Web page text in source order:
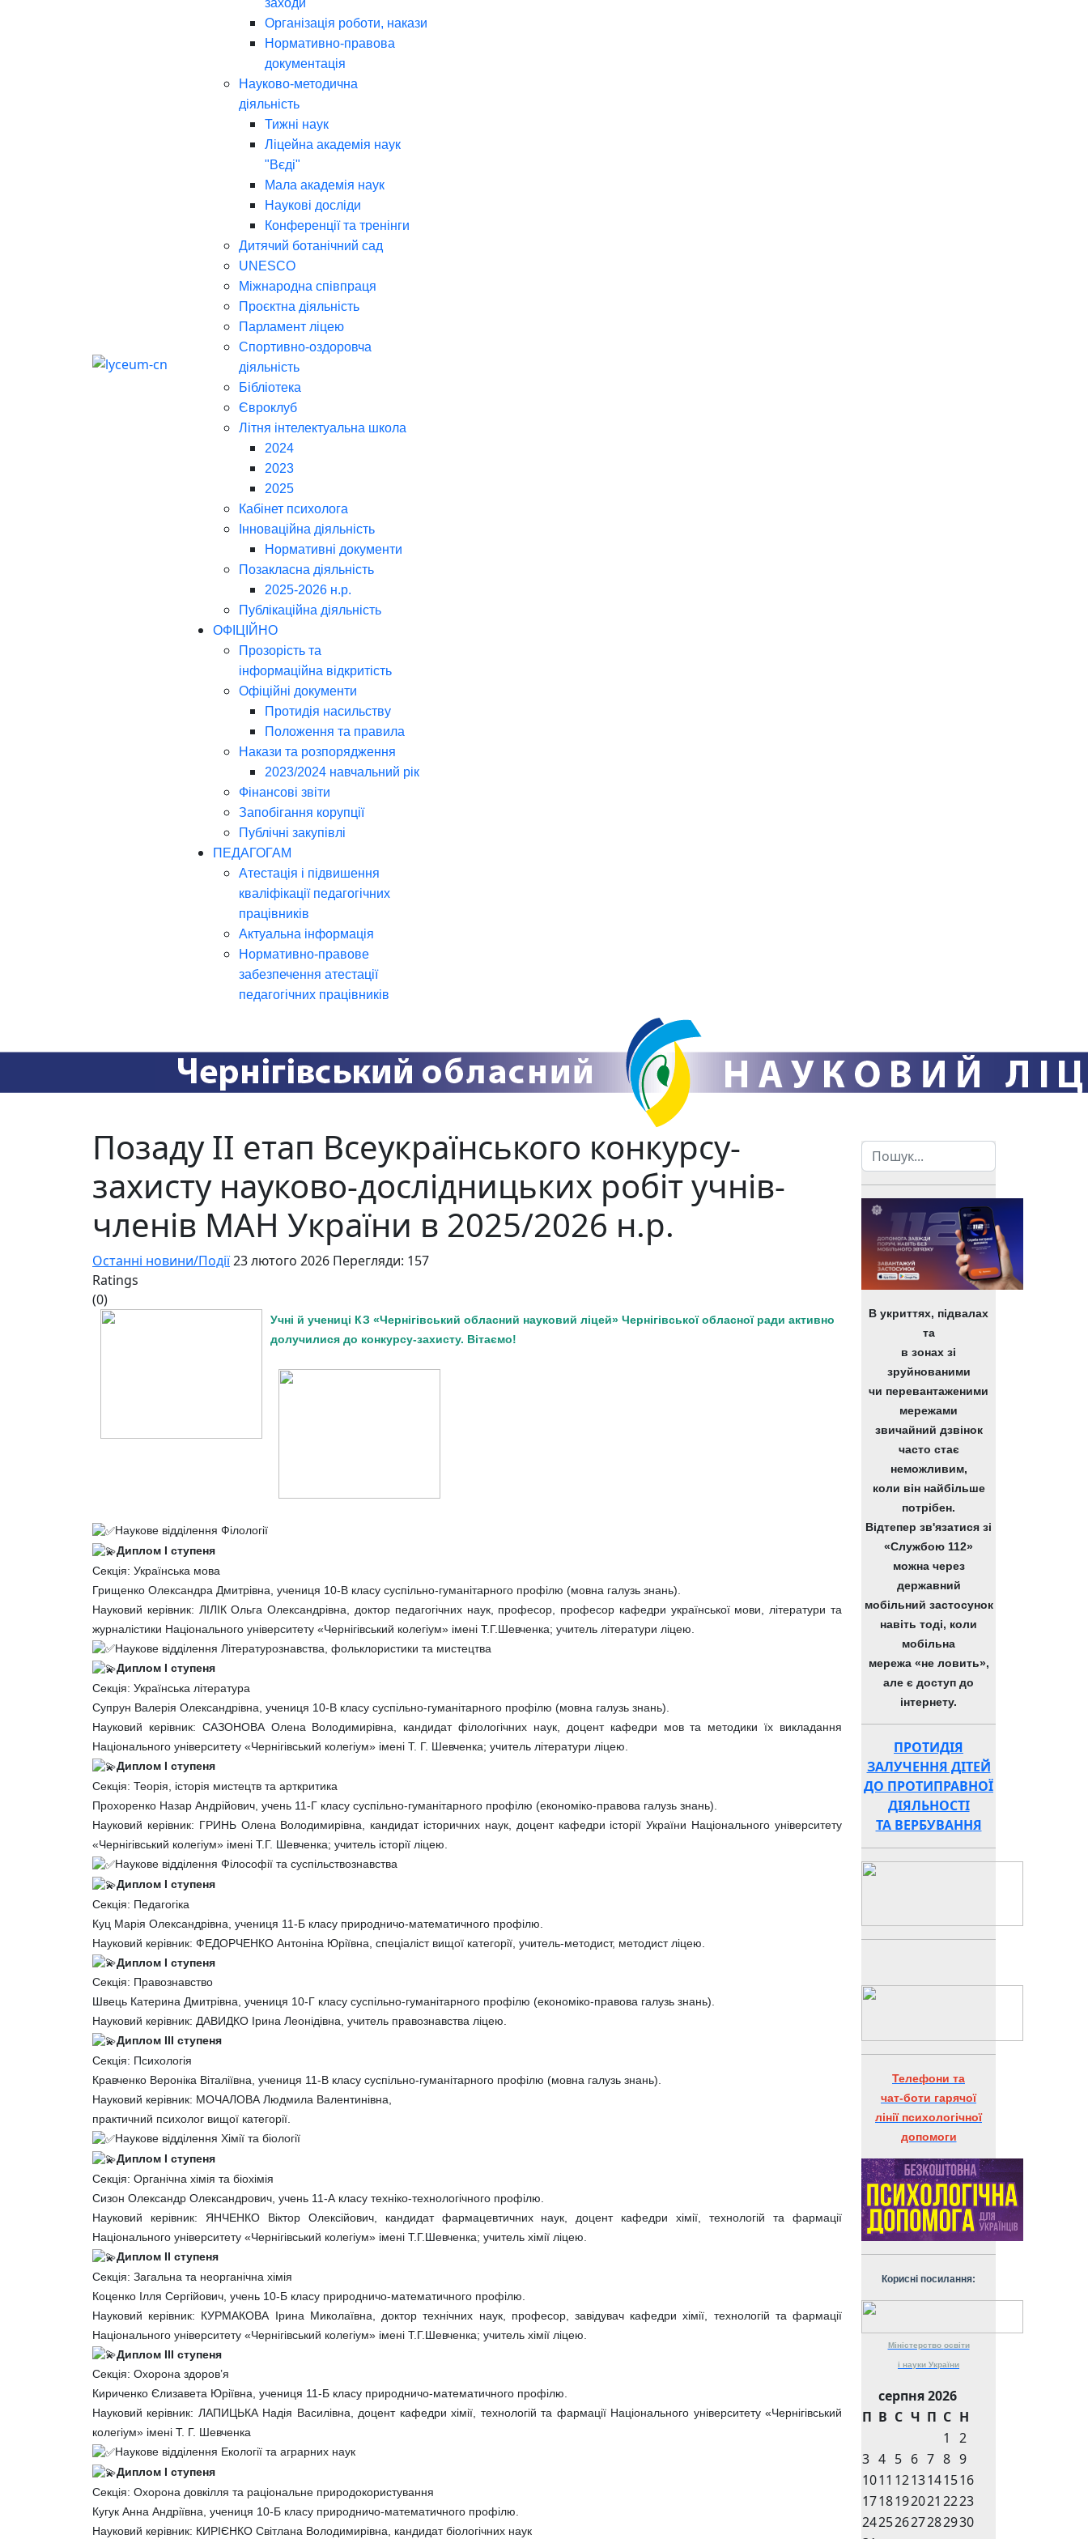
заходи
Організація роботи, накази
Нормативно-правова
документація
Науково-методична
діяльність
Тижні наук
Ліцейна академія наук
"Вєді"
Мала академія наук
Наукові досліди
Конференції та тренінги
Дитячий ботанічний сад
UNESCO
Міжнародна співпраця
Проєктна діяльність
Парламент ліцею
Спортивно-оздоровча
діяльність
Бібліотека
Євроклуб
Літня інтелектуальна школа
2024
2023
2025
Кабінет психолога
Інноваційна діяльність
Нормативні документи
Позакласна діяльність
2025-2026 н.р.
Публікаційна діяльність
ОФІЦІЙНО
Прозорість та
інформаційна відкритість
Офіційні документи
Протидія насильству
Положення та правила
Накази та розпорядження
2023/2024 навчальний рік
Фінансові звіти
Запобігання корупції
Публічні закупівлі
ПЕДАГОГАМ
Атестація і підвишення
кваліфікації педагогічних
працівників
Актуальна інформація
Нормативно-правове
забезпечення атестації
педагогічних працівників
Позаду ІІ етап Всеукраїнського конкурсу-
захисту науково-дослідницьких робіт учнів-
членів МАН України в 2025/2026 н.р.
Останні новини/Події23 лютого 2026 Перегляди: 157
Ratings
(0)
Учні й учениці КЗ «Чернігівський обласний науковий ліцей» Чернігівської обласної ради активно
долучилися до конкурсу-захисту. Вітаємо!
Наукове відділення Філології
Диплом І ступеня
Секція: Українська мова
Грищенко Олександра Дмитрівна, учениця 10-В класу суспільно-гуманітарного профілю (мовна галузь знань).
Науковий керівник: ЛІЛІК Ольга Олександрівна, доктор педагогічних наук, професор, професор кафедри української мови, літератури та
журналістики Національного університету «Чернігівський колегіум» імені Т.Г.Шевченка; учитель літератури ліцею.
Наукове відділення Літературознавства, фольклористики та мистецтва
Диплом І ступеня
Секція: Українська література
Супрун Валерія Олександрівна, учениця 10-В класу суспільно-гуманітарного профілю (мовна галузь знань).
Науковий керівник: САЗОНОВА Олена Володимирівна, кандидат філологічних наук, доцент кафедри мов та методики їх викладання
Національного університету «Чернігівський колегіум» імені Т. Г. Шевченка; учитель літератури ліцею.
Диплом І ступеня
Секція: Теорія, історія мистецтв та арткритика
Прохоренко Назар Андрійович, учень 11-Г класу суспільно-гуманітарного профілю (економіко-правова галузь знань).
Науковий керівник: ГРИНЬ Олена Володимирівна, кандидат історичних наук, доцент кафедри історії України Національного університету
«Чернігівський колегіум» імені Т.Г. Шевченка; учитель історії ліцею.
Наукове відділення Філософії та суспільствознавства
Диплом І ступеня
Секція: Педагогіка
Куц Марія Олександрівна, учениця 11-Б класу природничо-математичного профілю.
Науковий керівник: ФЕДОРЧЕНКО Антоніна Юріївна, спеціаліст вищої категорії, учитель-методист, методист ліцею.
Диплом І ступеня
Секція: Правознавство
Швець Катерина Дмитрівна, учениця 10-Г класу суспільно-гуманітарного профілю (економіко-правова галузь знань).
Науковий керівник: ДАВИДКО Ірина Леонідівна, учитель правознавства ліцею.
Диплом ІІІ ступеня
Секція: Психологія
Кравченко Вероніка Віталіївна, учениця 11-В класу суспільно-гуманітарного профілю (мовна галузь знань).
Науковий керівник: МОЧАЛОВА Людмила Валентинівна,
практичний психолог вищої категорії.
Наукове відділення Хімії та біології
Диплом І ступеня
Секція: Органічна хімія та біохімія
Сизон Олександр Олександрович, учень 11-А класу техніко-технологічного профілю.
Науковий керівник: ЯНЧЕНКО Віктор Олексійович, кандидат фармацевтичних наук, доцент кафедри хімії, технологій та фармації
Національного університету «Чернігівський колегіум» імені Т.Г.Шевченка; учитель хімії ліцею.
Диплом ІІ ступеня
Секція: Загальна та неорганічна хімія
Коценко Ілля Сергійович, учень 10-Б класу природничо-математичного профілю.
Науковий керівник: КУРМАКОВА Ірина Миколаївна, доктор технічних наук, професор, завідувач кафедри хімії, технологій та фармації
Національного університету «Чернігівський колегіум» імені Т.Г.Шевченка; учитель хімії ліцею.
Диплом ІІІ ступеня
Секція: Охорона здоров’я
Кириченко Єлизавета Юріївна, учениця 11-Б класу природничо-математичного профілю.
Науковий керівник: ЛАПИЦЬКА Надія Василівна, доцент кафедри хімії, технологій та фармації Національного університету «Чернігівський
колегіум» імені Т. Г. Шевченка
Наукове відділення Екології та аграрних наук
Диплом І ступеня
Секція: Охорона довкілля та раціональне природокористування
Кугук Анна Андріївна, учениця 10-Б класу природничо-математичного профілю.
Науковий керівник: КИРІЄНКО Світлана Володимирівна, кандидат біологічних наук
Пошук
В укриттях, підвалах
та
в зонах зі
зруйнованими
чи перевантаженими
мережами
звичайний дзвінок
часто стає
неможливим,
коли він найбільше
потрібен.
Відтепер зв'язатися зі
«Службою 112»
можна через
державний
мобільний застосунок
навіть тоді, коли
мобільна
мережа «не ловить»,
але є доступ до
інтернету.
ПРОТИДІЯ
ЗАЛУЧЕННЯ ДІТЕЙ
ДО ПРОТИПРАВНОЇ
ДІЯЛЬНОСТІ
ТА ВЕРБУВАННЯ
Телефони та
чат-боти гарячої
лінії психологічної
допомоги
Корисні посилання:
Міністерство освіти
і науки України
серпня 2026
П В С Ч П С Н
1
2
3 4 5 6 7 8 9
1011 1213141516
1718192021 2223
24252627282930